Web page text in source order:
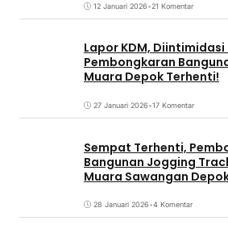
12 Januari 2026•21 Komentar
Lapor KDM, Diintimidasi
Pembongkaran
Muara Depok Terhenti!
27 Januari 2026•17 Komentar
Sempat Terhenti,
Bangunan Jogging
Muara Sawangan
28 Januari 2026•4 Komentar